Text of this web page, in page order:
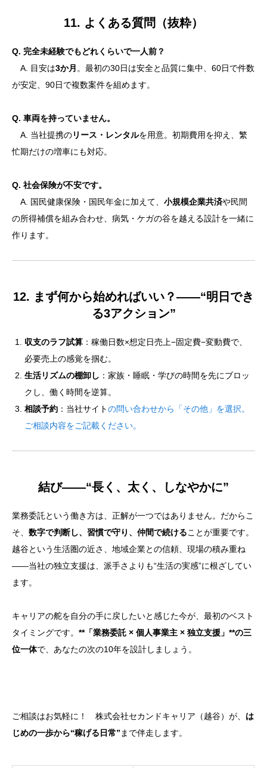
11. よくある質問（抜粋）
Q. 完全未経験でもどれくらいで一人前？
A. 目安は3か月 。最初の30日は安全と品質に集中、60日で件数
が安定、90日で複数案件を組めます。
Q. 車両を持っていません。
A. 当社提携のリース・レンタルを用意。初期費用を抑え、繁
忙期だけの増車にも対応。
Q. 社会保険が不安です。
A. 国民健康保険・国民年金に加えて、 小規模企業共済や民間
の所得補償を組み合わせ、病気・ケガの谷を越える設計を一緒に
作ります。
12. まず何から始めればいい？——“明日でき
る3アクション”
収支のラフ試算 ：稼働日数×想定日売上−固定費−変動費で、
必要売上の感覚を掴む。
生活リズムの棚卸し ：家族・睡眠・学びの時間を先にブロッ
クし、働く時間を逆算。
相談予約 ：当社サイトの問い合わせから「その他」を選択。
ご相談内容をご記載ください。
結び——“長く、太く、しなやかに”
業務委託という働き方は、正解が一つではありません。だからこ
そ、 数字で判断し、習慣で守り、仲間で続けることが重要です。
越谷という生活圏の近さ、地域企業との信頼、現場の積み重ね
——当社の独立支援は、派手さよりも“生活の実感”に根ざしてい
ます。
キャリアの舵を自分の手に戻したいと感じた今が、最初のベスト
タイミングです。 **「業務委託 × 個人事業主 × 独立支援」**の三
位一体で、あなたの次の10年を設計しましょう。
ご相談はお気軽に！ 株式会社セカンドキャリア（越谷）が、 は
じめの一歩から“稼げる日常”まで伴走します。